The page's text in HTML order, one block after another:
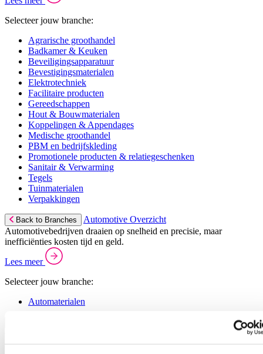
Selecteer jouw branche:
Agrarische groothandel
Badkamer & Keuken
Beveiligingsapparatuur
Bevestigingsmaterialen
Elektrotechniek
Facilitaire producten
Gereedschappen
Hout & Bouwmaterialen
Koppelingen & Appendages
Medische groothandel
PBM en bedrijfskleding
Promotionele producten & relatiegeschenken
Sanitair & Verwarming
Tegels
Tuinmaterialen
Verpakkingen
Back to Branches
Automotive Overzicht
Automotivebedrijven draaien op snelheid en precisie, maar
inefficiënties kosten tijd en geld.
Lees meer
Selecteer jouw branche:
Automaterialen
software voor de verhuur.